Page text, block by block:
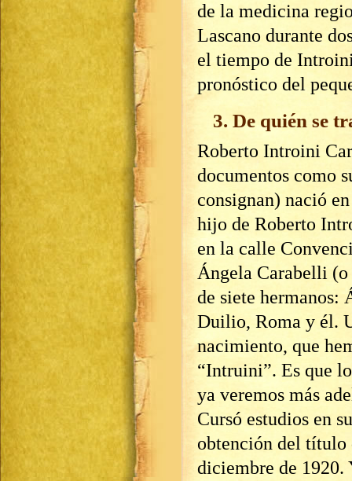
de la medicina
Lascano durante
el tiempo de
pronóstico del
3. De quién se
Roberto Introini
documentos como
consignan) nació
hijo de Roberto
en la calle
Ángela Carabelli
de siete hermanos:
Duilio, Roma y él.
nacimiento, que
“Intruini”. Es que
ya veremos más
Cursó estudios en
obtención del título
diciembre de 1920.